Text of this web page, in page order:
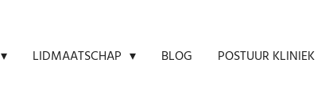
LIDMAATSCHAP BLOG POSTUUR KLINIEK